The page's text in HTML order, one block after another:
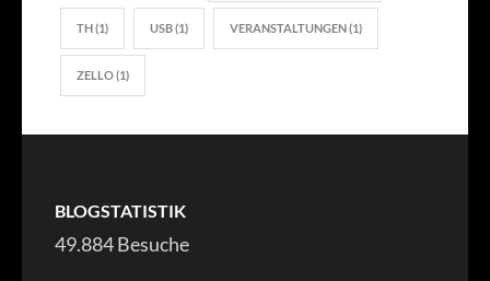
TH(1) USB(1) VERANSTALTUNGEN(1)
ZELLO(1)
BLOGSTATISTIK
49.884 Besuche